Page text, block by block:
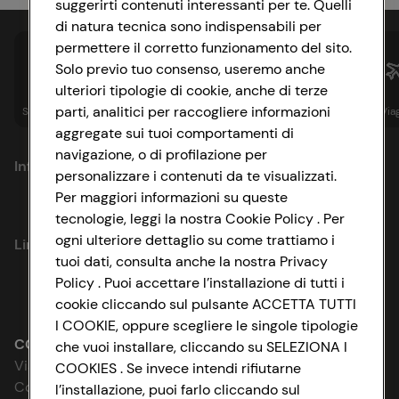
Spesa online Assicurazioni Sapori& Istituzionale
Informazioni
Privacy Policy
Cookie Policy
Impostazioni Cookie
Accessibilità
D&I e Parità di Genere
Link utili
Lavora con noi
Le cooperative
News & Approfondimenti
CONAD SOCIETÀ COOPERATIVA
Via Michelino, 59 | 40127 BOLOGNA
Codice Fiscale e Registro Imprese
suggerirti contenuti interessanti per te. Quelli
di natura tecnica sono indispensabili per
permettere il corretto funzionamento del sito.
Solo previo tuo consenso, useremo anche
ulteriori tipologie di cookie, anche di terze
parti, analitici per raccogliere informazioni
aggregate sui tuoi comportamenti di
navigazione, o di profilazione per
personalizzare i contenuti da te visualizzati.
Per maggiori informazioni su queste
tecnologie, leggi la nostra Cookie Policy . Per
ogni ulteriore dettaglio su come trattiamo i
tuoi dati, consulta anche la nostra Privacy
Policy . Puoi accettare l’installazione di tutti i
cookie cliccando sul pulsante ACCETTA TUTTI
I COOKIE, oppure scegliere le singole tipologie
che vuoi installare, cliccando su SELEZIONA I
COOKIES . Se invece intendi rifiutarne
l’installazione, puoi farlo cliccando sul